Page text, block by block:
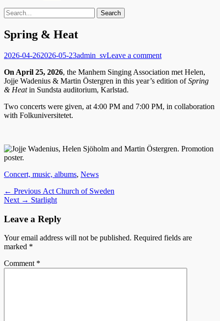
Search
Search
for:
Spring & Heat
Posted
2026-04-262026-05-23Author
admin_svLeave a comment
On April 25, 2026, the Manhem Singing Association met Helen,
Jojje Wadenius & Martin Östergren in this year’s edition ofSpring
& Heatin Sundsta auditorium, Karlstad.
Two concerts were given, at 4:00 PM and 7:00 PM, in collaboration
with Folkuniversitetet.
Categories
Concert, music, albums, News
Post
navigation
← Previous Previous
post:
Act Church of Sweden
Next → Next
Starlight
Leave a Reply
Your email address will not be published. Required fields are
marked *
Comment *